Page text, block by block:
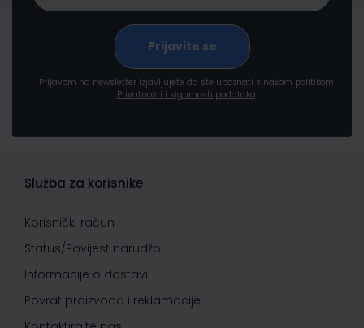
Prijavom na newsletter izjavljujete da ste upoznati s našom politikom
Privatnosti i sigurnosti podataka
Služba za korisnike
Korisnički račun
Status/Povijest narudžbi
Informacije o dostavi
Povrat proizvoda i reklamacije